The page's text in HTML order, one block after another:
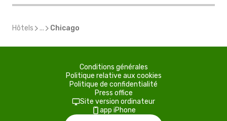
Hôtels ... Chicago
Conditions générales
Politique relative aux cookies
Politique de confidentialité
Press office
Site version ordinateur
app iPhone